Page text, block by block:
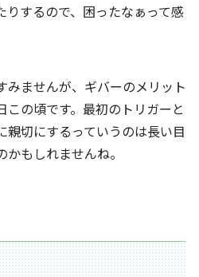
りするので、困ったなぁって感
みませんが、ギバーのメリット
この頃です。最初のトリガーと
親切にするっていうのは長い目
もしれませんね。